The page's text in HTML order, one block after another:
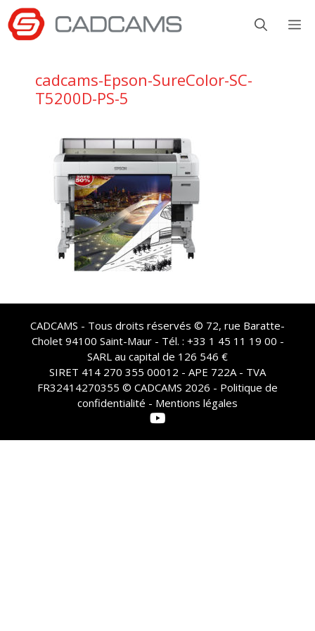
Aller
au
contenu
cadcams-Epson-SureColor-SC-
T5200D-PS-5
CADCAMS - Tous droits réservés © 72, rue Baratte-
Cholet 94100 Saint-Maur - Tél. : +33 1 45 11 19 00 -
SARL au capital de 126 546 €
SIRET 414 270 355 00012 - APE 722A - TVA
FR32414270355 © CADCAMS 2026 - Politique de
confidentialité - Mentions légales